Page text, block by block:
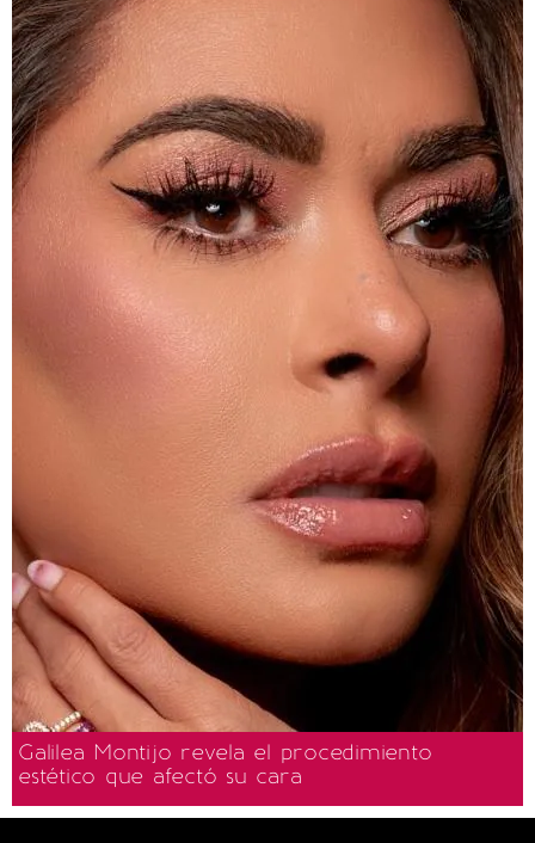
Galilea Montijo revela el procedimiento
estético que afectó su cara